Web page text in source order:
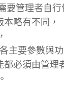
要管理者自
本略有不同，
各主要參數與
都必須由管理